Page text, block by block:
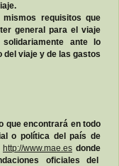
requisitos que
general para el viaje
ante lo
del viaje y de las gastos
que encontrará en todo
o política del país de
http://www.mae.es donde
oficiales del